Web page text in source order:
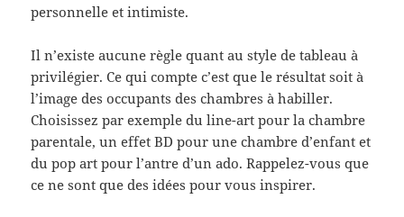
personnelle et intimiste.
Il n’existe aucune règle quant au style de tableau à
privilégier. Ce qui compte c’est que le résultat soit à
l’image des occupants des chambres à habiller.
Choisissez par exemple du line-art pour la chambre
parentale, un effet BD pour une chambre d’enfant et
du pop art pour l’antre d’un ado. Rappelez-vous que
ce ne sont que des idées pour vous inspirer.